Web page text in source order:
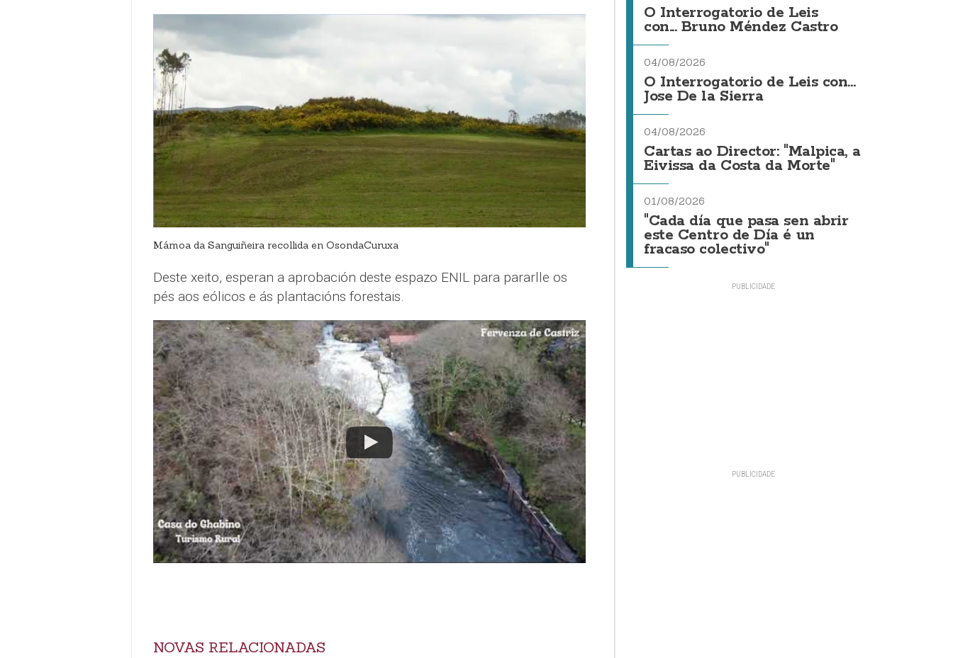
Mámoa da Sanguiñeira recollida en OsondaCuruxa
Deste xeito, esperan a aprobación deste espazo ENIL para pararlle os
pés aos eólicos e ás plantacións forestais.
NOVAS RELACIONADAS
O Interrogatorio de Leis
con... Bruno Méndez Castro
04/08/2026
O Interrogatorio de Leis con...
Jose De la Sierra
04/08/2026
Cartas ao Director: "Malpica, a
Eivissa da Costa da Morte"
01/08/2026
"Cada día que pasa sen abrir
este Centro de Día é un
fracaso colectivo"